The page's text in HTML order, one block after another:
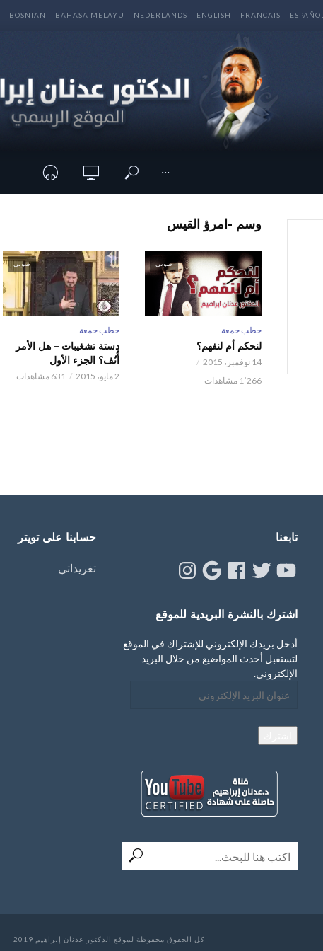
ESPAÑOL
FRANCAIS
ENGLISH
NEDERLANDS
BAHASA MELAYU
BOSNIAN
···
وسم -امرؤ القيس
صوتي
خطب جمعة
لنحكم أم لنفهم؟
14 نوفمبر، 2015
1٬266 مشاهدات
صوتي
خطب جمعة
دستة تشغيبات – هل الأمر
أُنُف؟ الجزء الأول
2 مايو، 2015 631 مشاهدات
تابعنا
YouTube
Twitter
Facebook
Google
Instagram
اشترك بالنشرة البريدية للموقع
أدخل بريدك الإلكتروني للإشتراك في الموقع
لتستقبل أحدث المواضيع من خلال البريد
الإلكتروني.
البريد
حسابنا على تويتر
تغريداتي
كل الحقوق محفوظة لموقع الدكتور عدنان إبراهيم 2019